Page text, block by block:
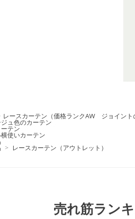
レースカーテン（価格ランクAW ジョイント
ュ色のカーテン
テン
使いカーテン
> レースカーテン（アウトレット）
売れ筋ラン